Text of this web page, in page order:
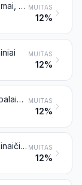
Moteriški ir mergaičių kostiumai, ansambliai, švarkai, bleizeriai, suknelės, sijonai, sijonai-kelnės, kelnės, puskombinezoniai su antkrūtiniais ir petnešomis, bridžiai ir trumpės (išskyrus maudymosi aprangą) MUITAS
12%
MUITAS
12%
Moteriškos arba mergaičių palaidinukės, marškiniai ir marškininės palaidinukės MUITAS
12%
Vyriški arba berniukų marškinaičiai ir kiti marškinėliai, apatinukės, trumpikės, naktiniai marškiniai, pižamos, maudymosi chalatai, chalatai ir panašūs dirbiniai MUITAS
12%